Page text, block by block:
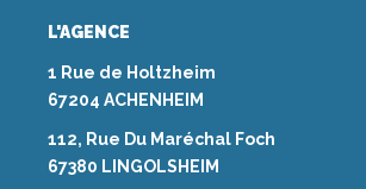
L'AGENCE
1 Rue de Holtzheim
67204 ACHENHEIM
112, Rue Du Maréchal Foch
67380 LINGOLSHEIM